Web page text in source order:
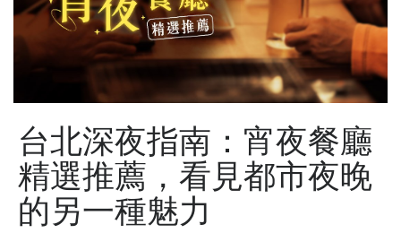
台北深夜指南：宵夜餐廳
精選推薦，看見都市夜晚
的另一種魅力